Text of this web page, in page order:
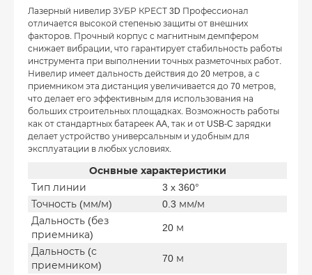
Лазерный нивелир ЗУБР КРЕСТ 3D Профессионал
отличается высокой степенью защиты от внешних
факторов. Прочный корпус с магнитным демпфером
снижает вибрации, что гарантирует стабильность работы
инструмента при выполнении точных разметочных работ.
Нивелир имеет дальность действия до 20 метров, а с
приемником эта дистанция увеличивается до 70 метров,
что делает его эффективным для использования на
больших строительных площадках. Возможность работы
как от стандартных батареек AA, так и от USB-C зарядки
делает устройство универсальным и удобным для
эксплуатации в любых условиях.
Оснвные характеристики
Тип линии
3 x 360°
Точность (мм/м)
0.3 мм/м
Дальность (без
приемника)
20 м
Дальность (с
приемником)
70 м